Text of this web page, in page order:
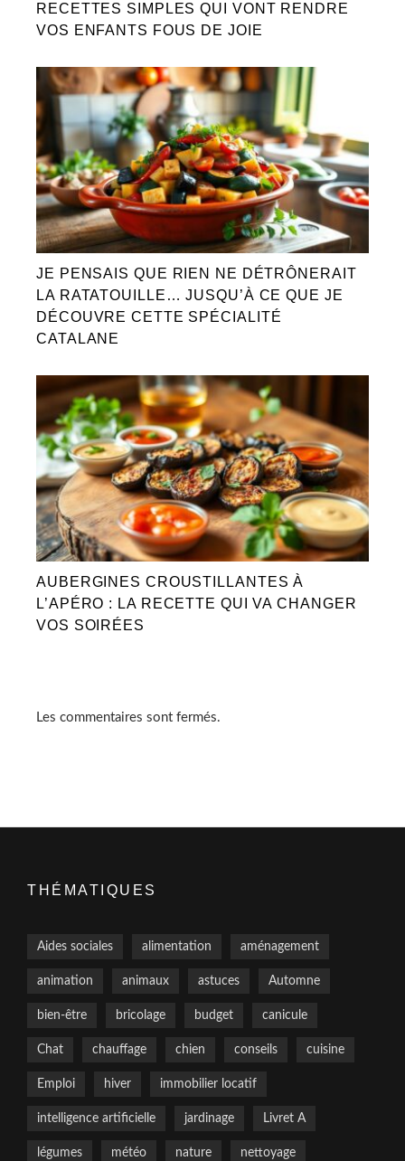
RECETTES SIMPLES QUI VONT RENDRE
VOS ENFANTS FOUS DE JOIE
JE PENSAIS QUE RIEN NE DÉTRÔNERAIT
LA RATATOUILLE… JUSQU’À CE QUE JE
DÉCOUVRE CETTE SPÉCIALITÉ
CATALANE
AUBERGINES CROUSTILLANTES À
L’APÉRO : LA RECETTE QUI VA CHANGER
VOS SOIRÉES
Les commentaires sont fermés.
THÉMATIQUES
Aides sociales alimentation aménagement
animation animaux astuces Automne
bien-être bricolage budget canicule
Chat chauffage chien conseils cuisine
Emploi hiver immobilier locatif
intelligence artificielle jardinage Livret A
légumes météo nature nettoyage